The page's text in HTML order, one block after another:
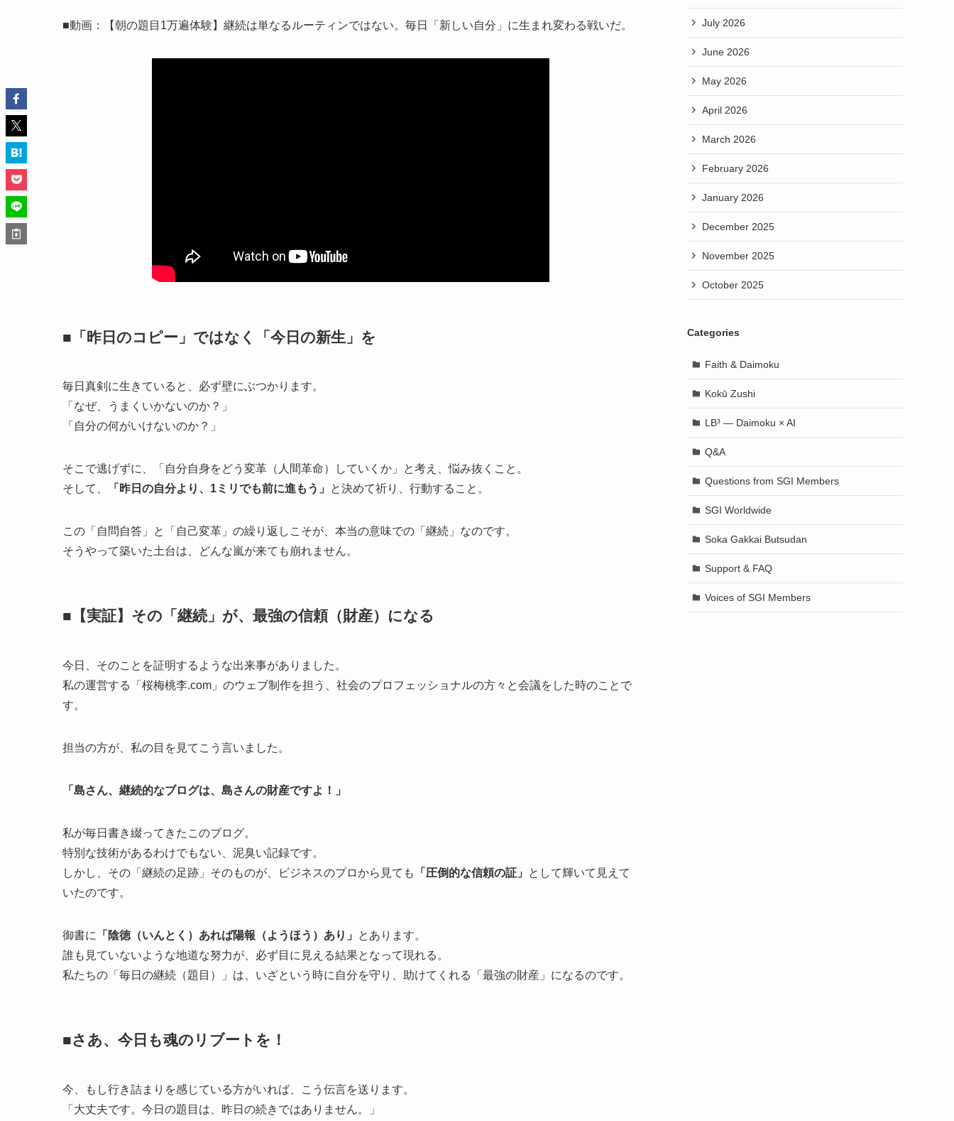
■動画：【朝の題目1万遍体験】継続は単なるルーティンではない。毎日「新しい自分」に生まれ変わる戦いだ。
■「昨日のコピー」ではなく「今日の新生」を
毎日真剣に生きていると、必ず壁にぶつかります。
「なぜ、うまくいかないのか？」
「自分の何がいけないのか？」
そこで逃げずに、「自分自身をどう変革（人間革命）していくか」と考え、悩み抜くこと。
そして、
「昨日の自分より、1ミリでも前に進もう」 と決めて祈り、行動すること。
この「自問自答」と「自己変革」の繰り返しこそが、本当の意味での「継続」なのです。
そうやって築いた土台は、どんな嵐が来ても崩れません。
■【実証】その「継続」が、最強の信頼（財産）になる
今日、そのことを証明するような出来事がありました。
私の運営する「桜梅桃李.com」のウェブ制作を担う、社会のプロフェッショナルの方々と会議をした時のことで
す。
担当の方が、私の目を見てこう言いました。
「島さん、継続的なブログは、島さんの財産ですよ！」
私が毎日書き綴ってきたこのブログ。
特別な技術があるわけでもない、泥臭い記録です。
しかし、その「継続の足跡」そのものが、ビジネスのプロから見ても
「圧倒的な信頼の証」
として輝いて見えて
いたのです。
御書に 「陰徳（いんとく）あれば陽報（ようほう）あり」
とあります。
誰も見ていないような地道な努力が、必ず目に見える結果となって現れる。
私たちの「毎日の継続（題目）」は、いざという時に自分を守り、助けてくれる「最強の財産」になるのです。
■さあ、今日も魂のリブートを！
今、もし行き詰まりを感じている方がいれば、こう伝言を送ります。
「大丈夫です。今日の題目は、昨日の続きではありません。」
July 2026
June 2026
May 2026
April 2026
March 2026
February 2026
January 2026
December 2025
November 2025
October 2025
Categories
Faith & Daimoku
Kokū Zushi
LB³ — Daimoku × AI
Q&A
Questions from SGI Members
SGI Worldwide
Soka Gakkai Butsudan
Support & FAQ
Voices of SGI Members